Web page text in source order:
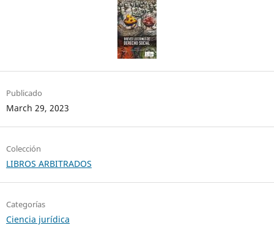
Publicado
March 29, 2023
Colección
LIBROS ARBITRADOS
Categorías
Ciencia jurídica